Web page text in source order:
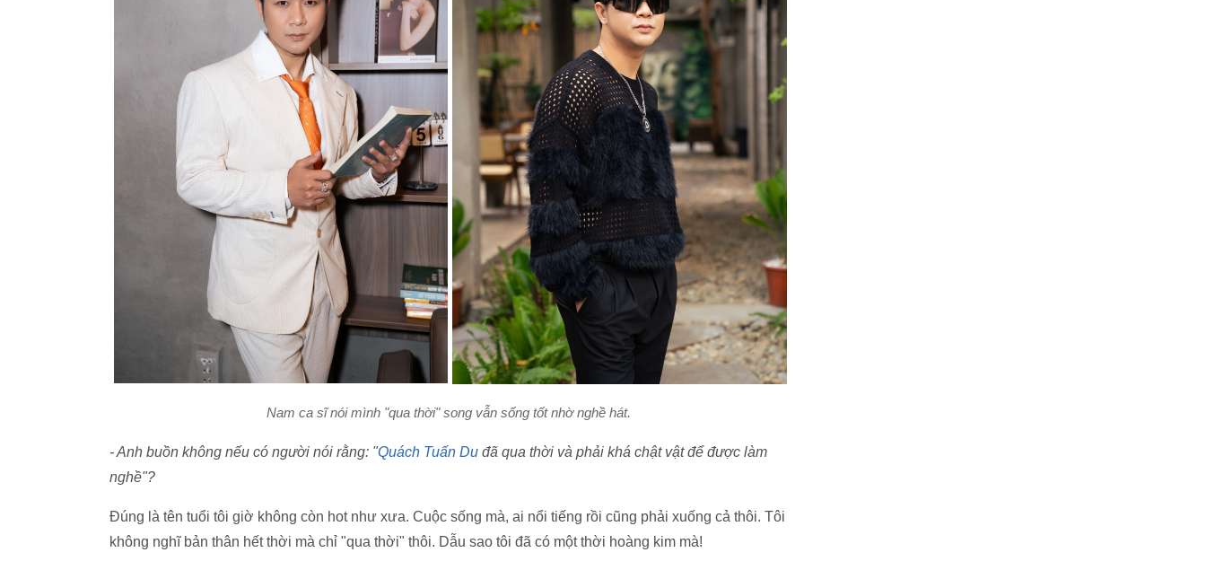
Nam ca sĩ nói mình "qua thời" song vẫn sống tốt nhờ nghề hát.
- Anh buồn không nếu có người nói rằng: "Quách Tuấn Du đã qua thời và phải khá chật vật để được làm
nghề"?
Đúng là tên tuổi tôi giờ không còn hot như xưa. Cuộc sống mà, ai nổi tiếng rồi cũng phải xuống cả thôi. Tôi
không nghĩ bản thân hết thời mà chỉ "qua thời" thôi. Dẫu sao tôi đã có một thời hoàng kim mà!